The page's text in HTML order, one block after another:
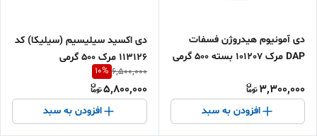
دی آمونیوم هیدروژن فسفات
DAP مرک 101207 بسته 500 گرمی
3,300,000
افزودن به سبد
دی اکسید سیلیسیم (سیلیکا) کد
113126 مرک 500 گرمی
6,500,000
10%
5,800,000
افزودن به سبد